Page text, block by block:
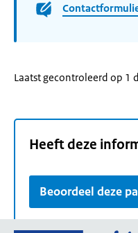
Laatst gecontroleerd op 1
Heeft deze
Beoordeel deze